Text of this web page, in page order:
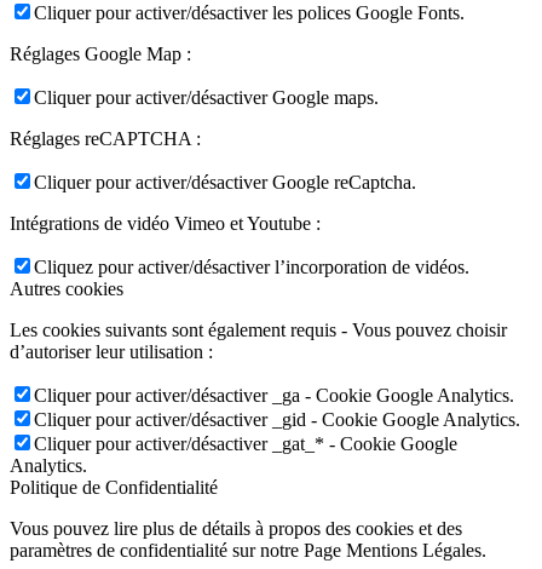
Cliquer pour activer/désactiver les polices Google Fonts.
Réglages Google Map :
Cliquer pour activer/désactiver Google maps.
Réglages reCAPTCHA :
Cliquer pour activer/désactiver Google reCaptcha.
Intégrations de vidéo Vimeo et Youtube :
Cliquez pour activer/désactiver l’incorporation de vidéos.
Autres cookies
Les cookies suivants sont également requis - Vous pouvez choisir
d’autoriser leur utilisation :
Cliquer pour activer/désactiver _ga - Cookie Google Analytics.
Cliquer pour activer/désactiver _gid - Cookie Google Analytics.
Cliquer pour activer/désactiver _gat_* - Cookie Google
Analytics.
Politique de Confidentialité
Vous pouvez lire plus de détails à propos des cookies et des
paramètres de confidentialité sur notre Page Mentions Légales.